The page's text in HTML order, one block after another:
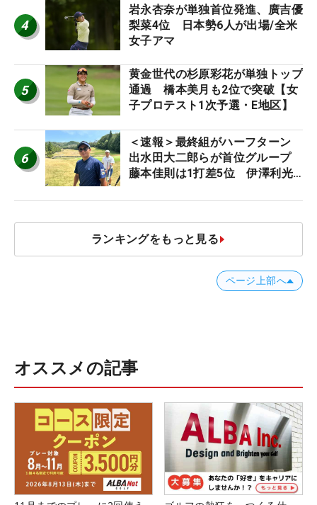
4
岩永杏奈が単独首位発進、廣吉優
梨菜4位 日本勢6人が出場/全米
女子アマ
5
黄金世代の杉原彩花が単独トップ
通過 橋本美月も2位で突破【女
子プロテスト1次予選・E地区】
6
＜速報＞最終組がハーフターン
出水田大二郎らが首位グループ
藤本佳則は1打差5位 伊澤利光
JOYX OPEN】
ランキングをもっと見る
ページ上部へ
オススメの記事